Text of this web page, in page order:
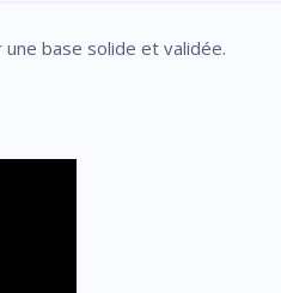
base solide et validée.